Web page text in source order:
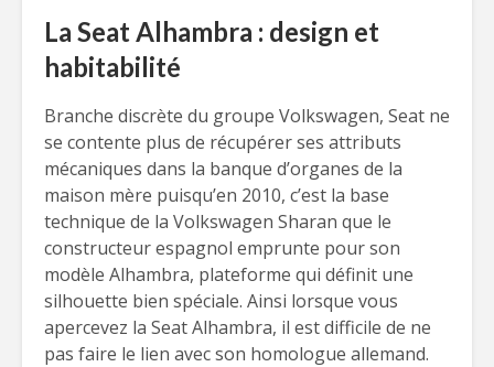
La Seat Alhambra : design et
habitabilité
Branche discrète du groupe Volkswagen, Seat ne
se contente plus de récupérer ses attributs
mécaniques dans la banque d’organes de la
maison mère puisqu’en 2010, c’est la base
technique de la Volkswagen Sharan que le
constructeur espagnol emprunte pour son
modèle Alhambra, plateforme qui définit une
silhouette bien spéciale. Ainsi lorsque vous
apercevez la Seat Alhambra, il est difficile de ne
pas faire le lien avec son homologue allemand.